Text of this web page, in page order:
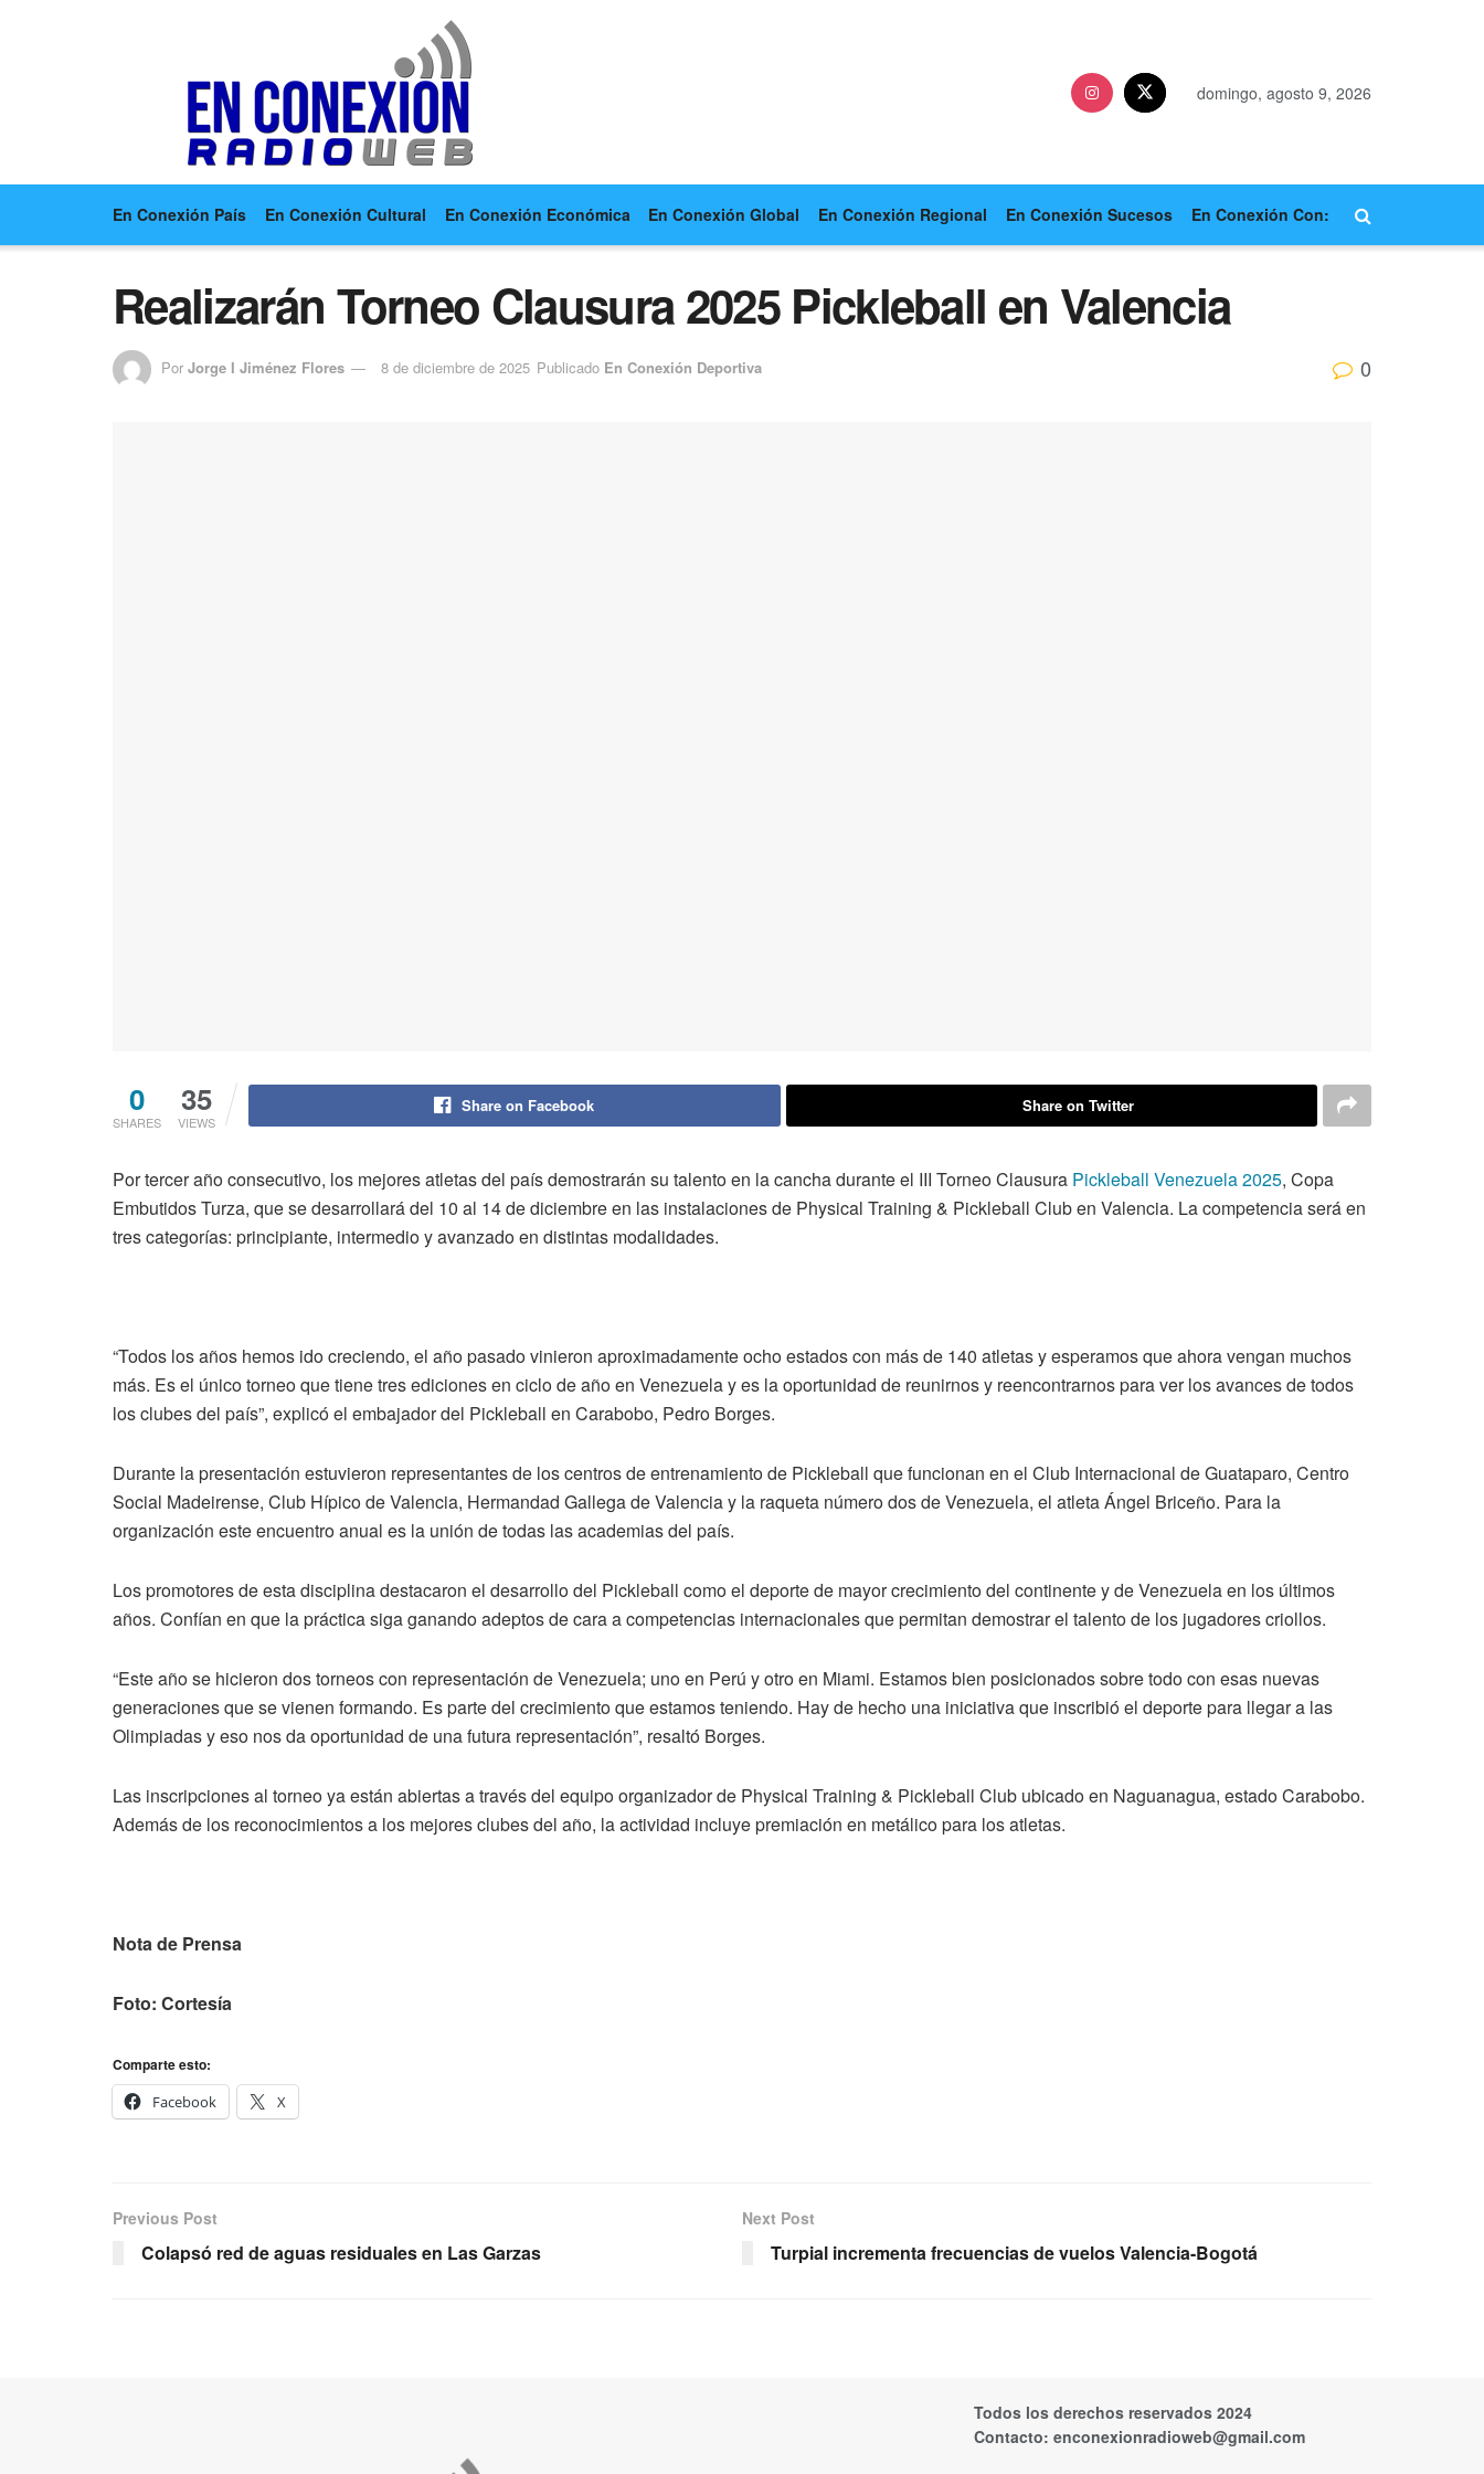
domingo, agosto 9, 2026
En Conexión País En Conexión Cultural En Conexión Económica En Conexión Global En Conexión Regional En Conexión Sucesos En Conexión Con:
Realizarán Torneo Clausura 2025 Pickleball en Valencia
Por Jorge I Jiménez Flores 8 de diciembre de 2025 Publicado En Conexión Deportiva 0
0
SHARES
35
VIEWS
Share on Facebook Share on Twitter
Por tercer año consecutivo, los mejores atletas del país demostrarán su talento en la cancha durante el III Torneo Clausura Pickleball Venezuela 2025, Copa
Embutidos Turza, que se desarrollará del 10 al 14 de diciembre en las instalaciones de Physical Training & Pickleball Club en Valencia. La competencia será en
tres categorías: principiante, intermedio y avanzado en distintas modalidades.
“Todos los años hemos ido creciendo, el año pasado vinieron aproximadamente ocho estados con más de 140 atletas y esperamos que ahora vengan muchos
más. Es el único torneo que tiene tres ediciones en ciclo de año en Venezuela y es la oportunidad de reunirnos y reencontrarnos para ver los avances de todos
los clubes del país”, explicó el embajador del Pickleball en Carabobo, Pedro Borges.
Durante la presentación estuvieron representantes de los centros de entrenamiento de Pickleball que funcionan en el Club Internacional de Guataparo, Centro
Social Madeirense, Club Hípico de Valencia, Hermandad Gallega de Valencia y la raqueta número dos de Venezuela, el atleta Ángel Briceño. Para la
organización este encuentro anual es la unión de todas las academias del país.
Los promotores de esta disciplina destacaron el desarrollo del Pickleball como el deporte de mayor crecimiento del continente y de Venezuela en los últimos
años. Confían en que la práctica siga ganando adeptos de cara a competencias internacionales que permitan demostrar el talento de los jugadores criollos.
“Este año se hicieron dos torneos con representación de Venezuela; uno en Perú y otro en Miami. Estamos bien posicionados sobre todo con esas nuevas
generaciones que se vienen formando. Es parte del crecimiento que estamos teniendo. Hay de hecho una iniciativa que inscribió el deporte para llegar a las
Olimpiadas y eso nos da oportunidad de una futura representación”, resaltó Borges.
Las inscripciones al torneo ya están abiertas a través del equipo organizador de Physical Training & Pickleball Club ubicado en Naguanagua, estado Carabobo.
Además de los reconocimientos a los mejores clubes del año, la actividad incluye premiación en metálico para los atletas.
Nota de Prensa
Foto: Cortesía
Comparte esto:
Facebook
X
Previous Post
Colapsó red de aguas residuales en Las Garzas
Next Post
Turpial incrementa frecuencias de vuelos Valencia-Bogotá
Todos los derechos reservados 2024
Contacto: enconexionradioweb@gmail.com